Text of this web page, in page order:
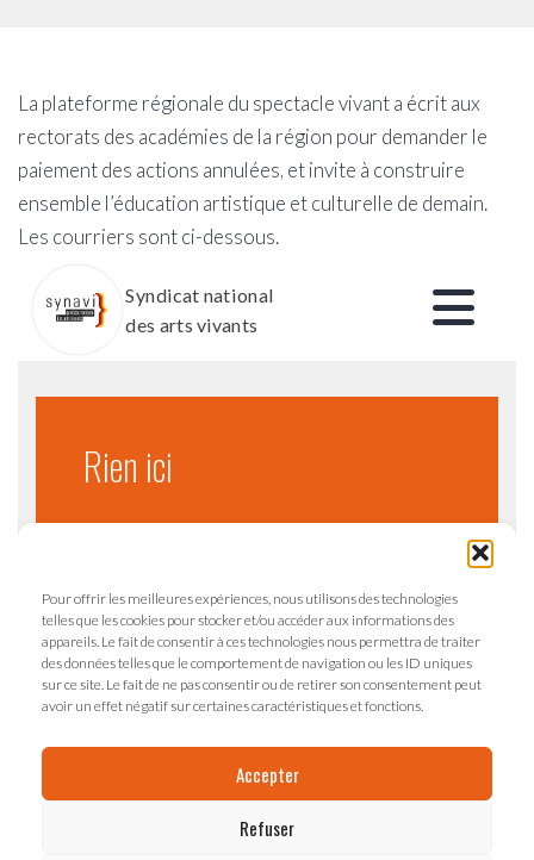
La plateforme régionale du spectacle vivant a écrit aux
rectorats des académies de la région pour demander le
paiement des actions annulées, et invite à construire
ensemble l’éducation artistique et culturelle de demain.
Les courriers sont ci-dessous.